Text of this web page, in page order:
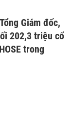
Giám đốc,
202,3 triệu cổ
trong